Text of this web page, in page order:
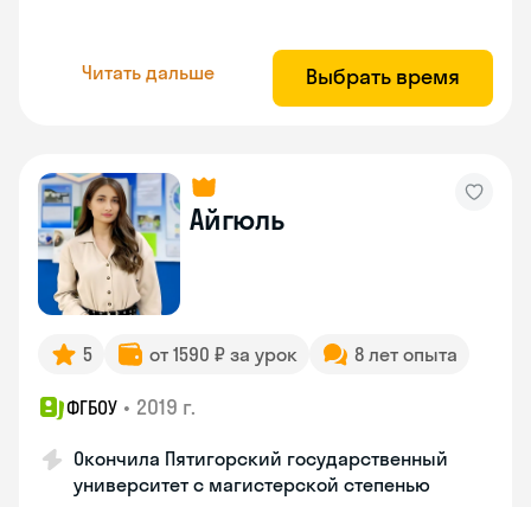
Читать дальше Выбрать время
Айгюль
5 от 1590 ₽ за урок 8 лет опыта
ФГБОУ • 2019 г.
Окончила Пятигорский государственный
университет с магистерской степенью